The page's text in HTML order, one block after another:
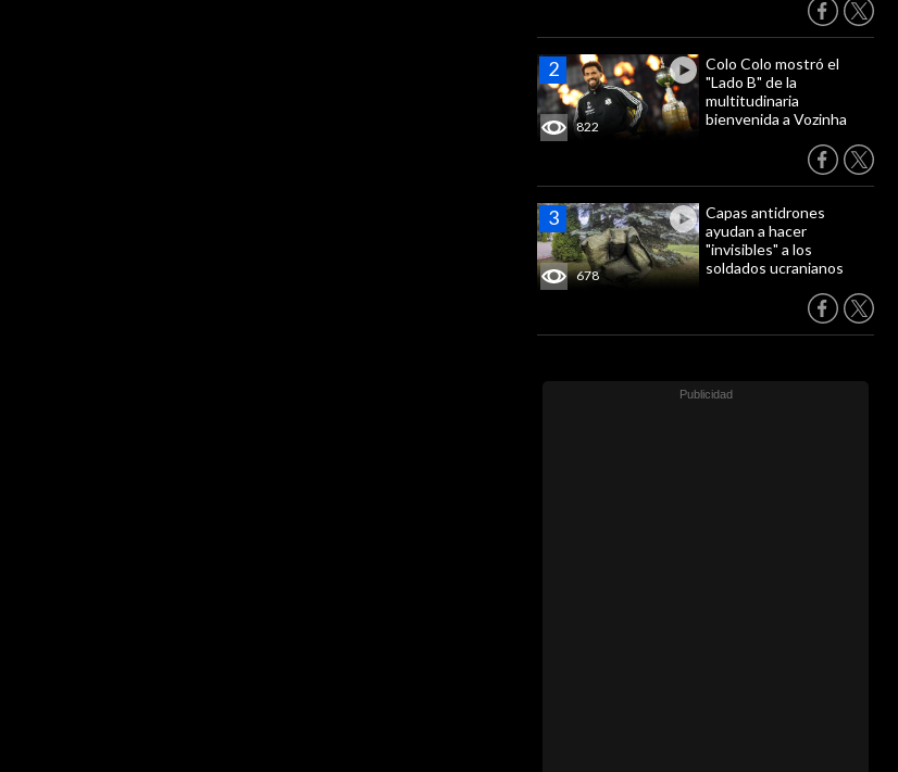
822
Colo Colo mostró el
"Lado B" de la
multitudinaria
bienvenida a Vozinha
678
Capas antidrones
ayudan a hacer
"invisibles" a los
soldados ucranianos